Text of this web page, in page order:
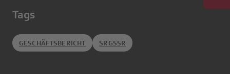
Tags
GESCHÄFTSBERICHT SRGSSR